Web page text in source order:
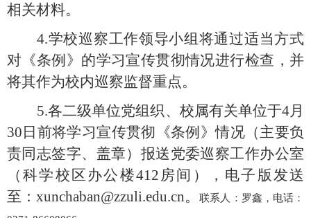
相关材料。
4.学校巡察工作领导小组将通过适当方式
对《条例》的学习宣传贯彻情况进行检查，并
将其作为校内巡察监督重点。
5.各二级单位党组织、校属有关单位于4月
30日前将学习宣传贯彻《条例》情况（主要负
责同志签字、盖章）报送党委巡察工作办公室
（科学校区办公楼412房间），电子版发送
至 ：xunchaban@zzuli.edu.cn。联系人：罗鑫，电话：